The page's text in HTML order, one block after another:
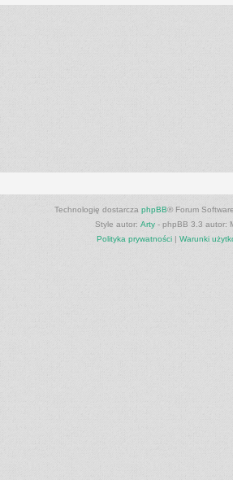
Technologię dostarcza phpBB® Forum
Style autor: Arty - phpBB 3.3 autor:
Polityka prywatności| Warunki